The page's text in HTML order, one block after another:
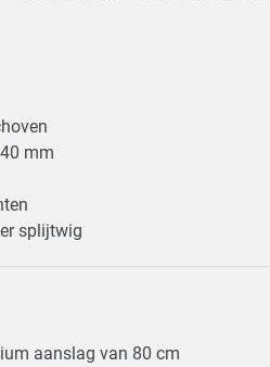
mm
splijtwig
aanslag van 80 cm